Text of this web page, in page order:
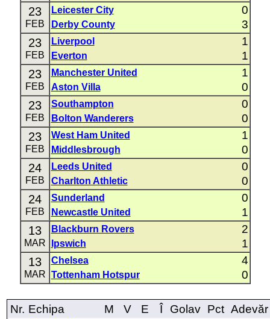
23
FEB
Leicester City 0
Derby County 3
23
FEB
Liverpool 1
Everton 1
23
FEB
Manchester United 1
Aston Villa 0
23
FEB
Southampton 0
Bolton Wanderers 0
23
FEB
West Ham United 1
Middlesbrough 0
24
FEB
Leeds United 0
Charlton Athletic 0
24
FEB
Sunderland 0
Newcastle United 1
13
MAR
Blackburn Rovers 2
Ipswich 1
13
MAR
Chelsea 4
Tottenham Hotspur 0
Nr. Echipa M V E Î Golav Pct Adevăr